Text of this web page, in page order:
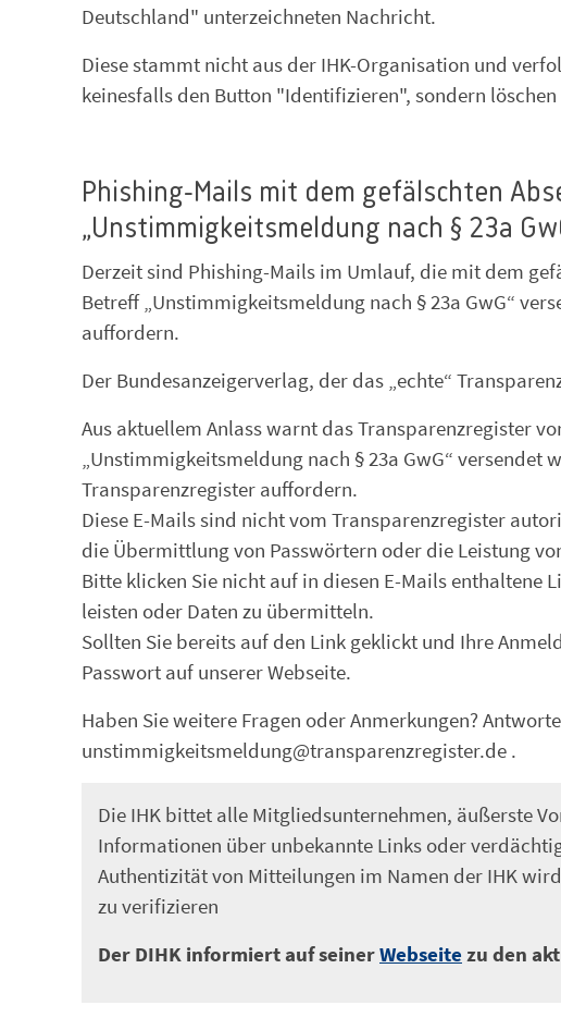
Deutschland" unterzeichneten Nachricht.
Diese stammt nicht aus der IHK-Organisation und
keinesfalls den Button "Identifizieren", sondern
Phishing-Mails mit dem gefälschten
„Unstimmigkeitsmeldung nach § 23a
Derzeit sind Phishing-Mails im Umlauf, die mit dem
Betreff „Unstimmigkeitsmeldung nach § 23a GwG“
auffordern.
Der Bundesanzeigerverlag, der das „echte“
Aus aktuellem Anlass warnt das Transparenzregister
„Unstimmigkeitsmeldung nach § 23a GwG“
Transparenzregister auffordern.
Diese E-Mails sind nicht vom Transparenzregister
die Übermittlung von Passwörtern oder die Leistung
Bitte klicken Sie nicht auf in diesen E-Mails enthaltene
leisten oder Daten zu übermitteln.
Sollten Sie bereits auf den Link geklickt und Ihre
Passwort auf unserer Webseite.
Haben Sie weitere Fragen oder Anmerkungen?
unstimmigkeitsmeldung@transparenzregister.de .
Die IHK bittet alle Mitgliedsunternehmen, äußerste
Informationen über unbekannte Links oder
Authentizität von Mitteilungen im Namen der IHK
zu verifizieren
Der DIHK informiert auf seinerWebseite zu den